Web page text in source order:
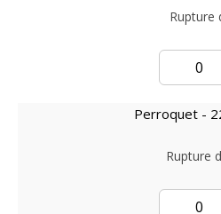
Rupture
Perroquet -
Rupture